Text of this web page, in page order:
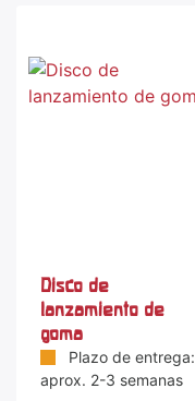
Disco de
lanzamiento de
goma
Plazo de entrega:
aprox. 2-3 semanas